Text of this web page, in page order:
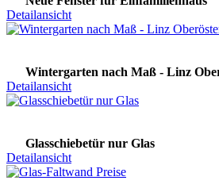
Detailansicht
Wintergarten nach Maß - Linz
Detailansicht
Glasschiebetür nur Glas
Detailansicht